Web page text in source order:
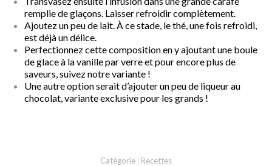
remplie de glaçons. Laisser refroidir complètement.
Ajoutez un peu de lait. À ce stade, le thé, une fois refroidi,
est déjà un délice.
Perfectionnez cette composition en y ajoutant une boule
de glace à la vanille par verre et pour encore plus de
saveurs, suivez notre variante !
Une autre option serait d’ajouter un peu de liqueur au
chocolat, variante exclusive pour les grands !
Catégorie : Recettes